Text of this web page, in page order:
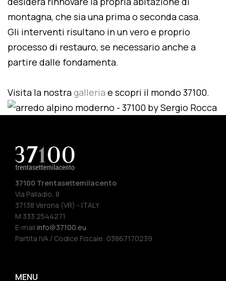
montagna, che sia una prima o seconda casa.
Gli interventi risultano in un vero e proprio
processo di restauro, se necessario anche a
partire dalle fondamenta.
Visita la nostragalleria e scopri il mondo 37100.
37100 Trentasettemilacento
Via Palladio, 8
37138 Verona (VR) - ITALY
M 333 2544271
E-mail info@37100.eu
Partita IVA / Codice Fiscale: 03867170239
MENU